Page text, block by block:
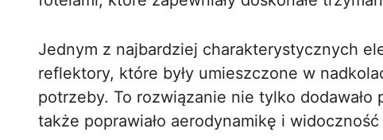
Jednym z najbardziej charakterystycznych
reflektory, które były umieszczone w
potrzeby. To rozwiązanie nie tylko
także poprawiało aerodynamikę i widoczność